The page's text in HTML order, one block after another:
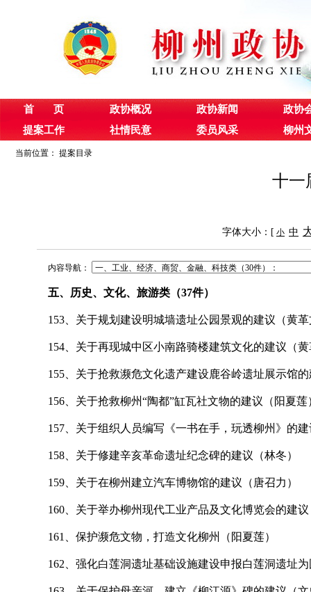
首 页 政协概况 政协新闻
政协
提案工作
社情民意 委员风采 柳州
当前位置： 提案目录
十一
字体大小：[ 小 中
内容导航：
五、历史、文化、旅游类（37件）
153 、关于规划建设明城墙遗址公园景观的建议（黄
154 、关于再现城中区小南路骑楼建筑文化的建议（
155 、关于抢救濒危文化遗产建设鹿谷岭遗址展示馆
156 、关于抢救柳州“陶都”缸瓦社文物的建议（阳夏莲
157 、关于组织人员编写《一书在手，玩透柳州》的
158 、关于修建辛亥革命遗址纪念碑的建议（林冬）
159 、关于在柳州建立汽车博物馆的建议（唐召力）
160 、关于举办柳州现代工业产品及文化博览会的建
161 、保护濒危文物，打造文化柳州（阳夏莲）
162 、强化白莲洞遗址基础设施建设申报白莲洞遗址